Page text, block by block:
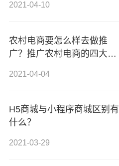
2021-04-10
农村电商要怎么样去做推
广？推广农村电商的四大方
2021-04-04
H5商城与小程序商城区别有
什么？
2021-03-29